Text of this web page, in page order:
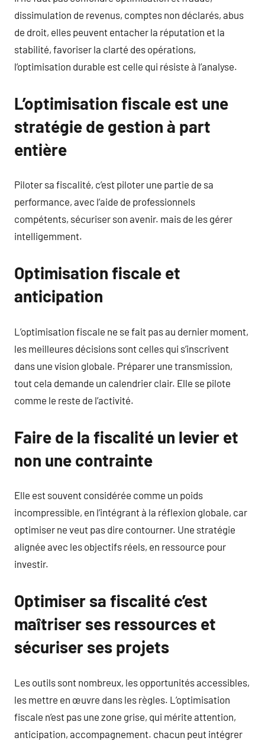
dissimulation de revenus, comptes non déclarés, abus
de droit, elles peuvent entacher la réputation et la
stabilité, favoriser la clarté des opérations,
l’optimisation durable est celle qui résiste à l’analyse.
L’optimisation fiscale est une
stratégie de gestion à part
entière
Piloter sa fiscalité, c’est piloter une partie de sa
performance, avec l’aide de professionnels
compétents, sécuriser son avenir. mais de les gérer
intelligemment.
Optimisation fiscale et
anticipation
L’optimisation fiscale ne se fait pas au dernier moment,
les meilleures décisions sont celles qui s’inscrivent
dans une vision globale. Préparer une transmission,
tout cela demande un calendrier clair. Elle se pilote
comme le reste de l’activité.
Faire de la fiscalité un levier et
non une contrainte
Elle est souvent considérée comme un poids
incompressible, en l’intégrant à la réflexion globale, car
optimiser ne veut pas dire contourner. Une stratégie
alignée avec les objectifs réels, en ressource pour
investir.
Optimiser sa fiscalité c’est
maîtriser ses ressources et
sécuriser ses projets
Les outils sont nombreux, les opportunités accessibles,
les mettre en œuvre dans les règles. L’optimisation
fiscale n’est pas une zone grise, qui mérite attention,
anticipation, accompagnement. chacun peut intégrer